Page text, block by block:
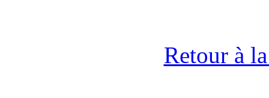
Retour à